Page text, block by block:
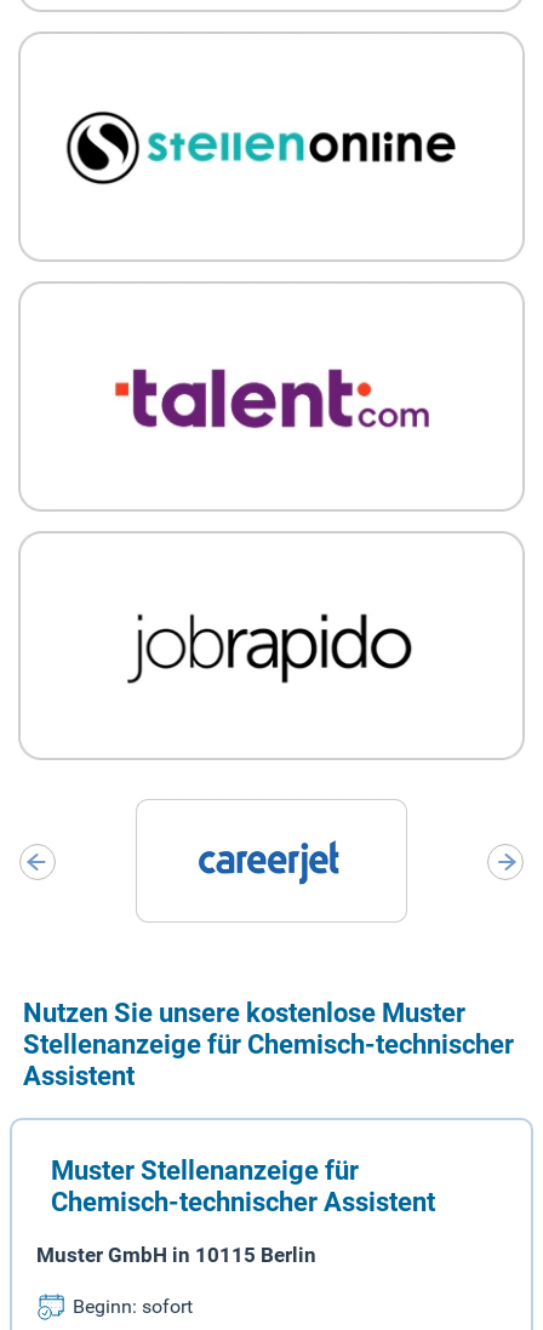
Nutzen Sie unsere kostenlose Muster
Stellenanzeige für Chemisch-technischer
Assistent
Muster Stellenanzeige für
Chemisch-technischer Assistent
Muster GmbH in 10115 Berlin
Beginn: sofort